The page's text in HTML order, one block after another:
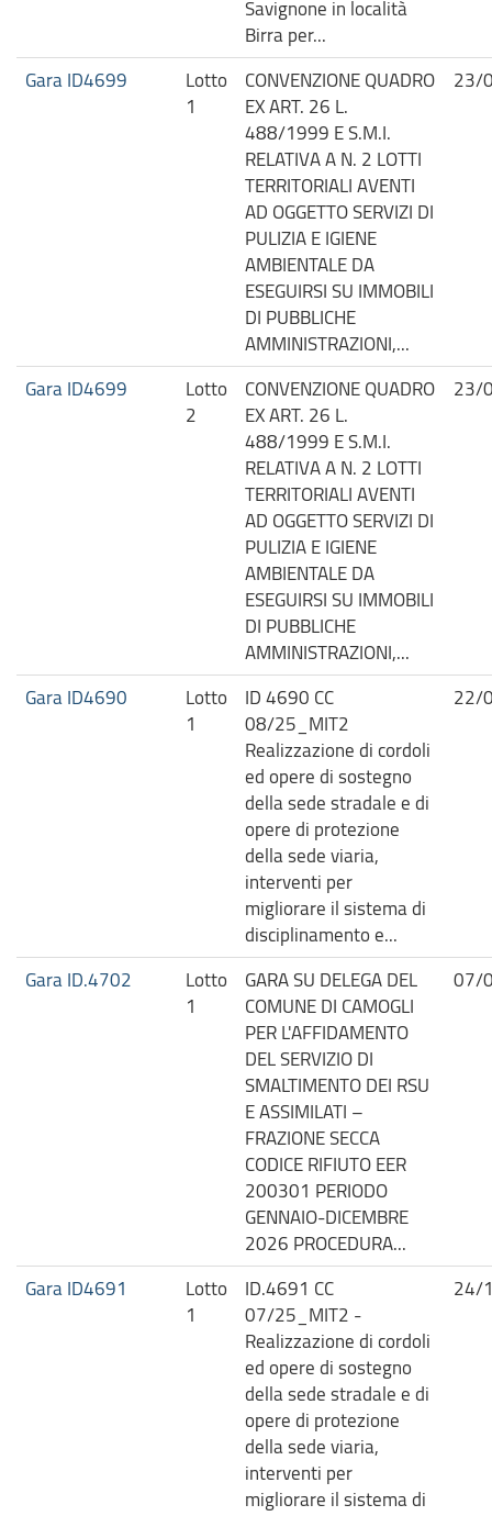
Savignone in località
Birra per...
Gara ID4699
Lotto
1
CONVENZIONE QUADRO
EX ART. 26 L.
488/1999 E S.M.I.
RELATIVA A N. 2 LOTTI
TERRITORIALI AVENTI
AD OGGETTO SERVIZI DI
PULIZIA E IGIENE
AMBIENTALE DA
ESEGUIRSI SU IMMOBILI
DI PUBBLICHE
AMMINISTRAZIONI,...
23/
Gara ID4699
Lotto
2
CONVENZIONE QUADRO
EX ART. 26 L.
488/1999 E S.M.I.
RELATIVA A N. 2 LOTTI
TERRITORIALI AVENTI
AD OGGETTO SERVIZI DI
PULIZIA E IGIENE
AMBIENTALE DA
ESEGUIRSI SU IMMOBILI
DI PUBBLICHE
AMMINISTRAZIONI,...
23/
Gara ID4690
Lotto
1
ID 4690 CC
08/25_MIT2
Realizzazione di cordoli
ed opere di sostegno
della sede stradale e di
opere di protezione
della sede viaria,
interventi per
migliorare il sistema di
disciplinamento e...
22/
Gara ID.4702
Lotto
1
GARA SU DELEGA DEL
COMUNE DI CAMOGLI
PER L'AFFIDAMENTO
DEL SERVIZIO DI
SMALTIMENTO DEI RSU
E ASSIMILATI –
FRAZIONE SECCA
CODICE RIFIUTO EER
200301 PERIODO
GENNAIO-DICEMBRE
2026 PROCEDURA...
07/
Gara ID4691
Lotto
1
ID.4691 CC
07/25_MIT2 -
Realizzazione di cordoli
ed opere di sostegno
della sede stradale e di
opere di protezione
della sede viaria,
interventi per
migliorare il sistema di
24/